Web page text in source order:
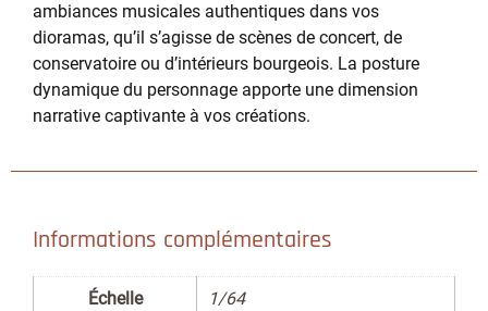
ambiances musicales authentiques dans vos
dioramas, qu’il s’agisse de scènes de concert, de
conservatoire ou d’intérieurs bourgeois. La posture
dynamique du personnage apporte une dimension
narrative captivante à vos créations.
Informations complémentaires
Échelle 1/64